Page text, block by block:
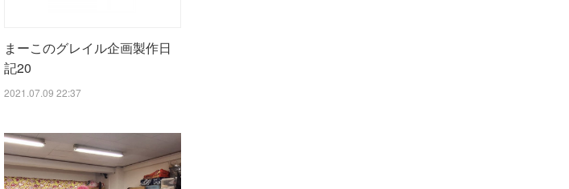
まーこのグレイル企画製作日
記20
2021.07.09 22:37